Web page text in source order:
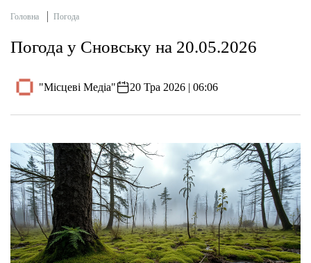
Головна Погода
Погода у Сновську на 20.05.2026
"Місцеві Медіа" 20 Тра 2026 | 06:06